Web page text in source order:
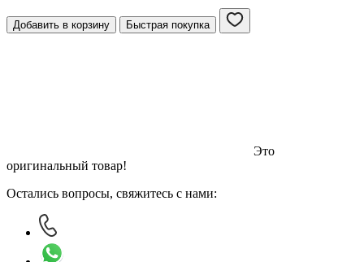
Добавить в корзину Быстрая покупка
Это
оригинальный товар!
Остались вопросы, свяжитесь с нами: